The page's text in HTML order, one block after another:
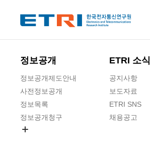
정보공개
정보공개제도안내
사전정보공개
정보목록
정보공개청구
ETRI 소식
공지사항
보도자료
ETRI SNS
채용공고